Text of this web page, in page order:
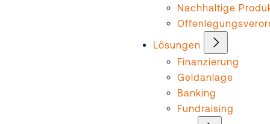
Nachhaltige
Lösungen
Finanzierung
Geldanlage
Banking
Fundraising